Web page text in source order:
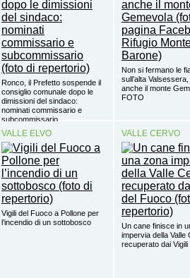
Ronco, il Prefetto sospende il
consiglio comunale dopo le
dimissioni del sindaco:
nominati commissario e
subcommissario
Non si fermano le
sull’alta
anche il monte
FOTO
VALLE ELVO
Vigili del Fuoco a Pollone per
l’incendio di un sottobosco
VALLE CERVO
Un cane finisce in
impervia della Valle
recuperato dai